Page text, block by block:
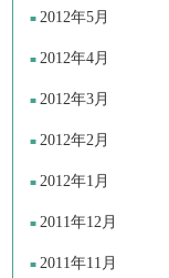
2012年5月
2012年4月
2012年3月
2012年2月
2012年1月
2011年12月
2011年11月